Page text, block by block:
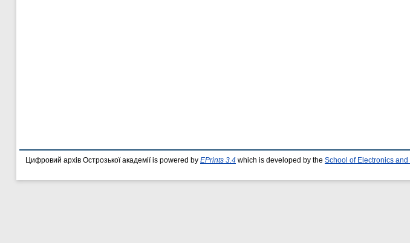
Цифровий архів Острозької академії is powered by EPrints 3.4 which is developed by the School of Electronics